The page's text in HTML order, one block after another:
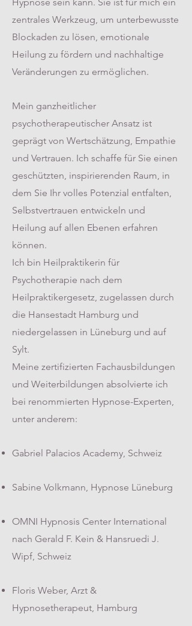
zentrales Werkzeug, um unterbewusste
Blockaden zu lösen, emotionale
Heilung zu fördern und nachhaltige
Veränderungen zu ermöglichen.
Mein ganzheitlicher
psychotherapeutischer Ansatz ist
geprägt von Wertschätzung, Empathie
und Vertrauen. Ich schaffe für Sie einen
geschützten, inspirierenden Raum, in
dem Sie Ihr volles Potenzial entfalten,
Selbstvertrauen entwickeln und
Heilung auf allen Ebenen erfahren
können.
Ich bin Heilpraktikerin für
Psychotherapie nach dem
Heilpraktikergesetz, zugelassen durch
die Hansestadt Hamburg und
niedergelassen in Lüneburg und auf
Sylt.
Meine zertifizierten Fachausbildungen
und Weiterbildungen absolvierte ich
bei renommierten Hypnose-Experten,
unter anderem:
Gabriel Palacios Academy, Schweiz
Sabine Volkmann, Hypnose Lüneburg
OMNI Hypnosis Center International
nach Gerald F. Kein & Hansruedi J.
Wipf, Schweiz
Floris Weber, Arzt &
Hypnosetherapeut, Hamburg